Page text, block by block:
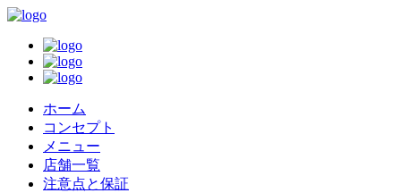
ホーム
コンセプト
メニュー
店舗一覧
注意点と保証